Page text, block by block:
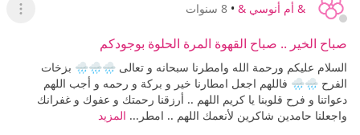
& أم أنوسي & • 8 سنوات
عرض
صباح الخير .. صباح القهوة المرة الحلوة بوجودكم
السلام عليكم ورحمة الله وامطرنا سبحانه و تعالى 🌧🌧🌧 بزخات
الفرح 🌧🌧 فاللهم اجعل امطارنا خير و بركة و رحمه و أجب اللهم
دعواتنا و فرح قلوبنا يا كريم اللهم .. أرزقنا رحمتك و عفوك و غفرانك
واجعلنا حامدين شاكرين لأنعمك اللهم .. امطر... المزيد